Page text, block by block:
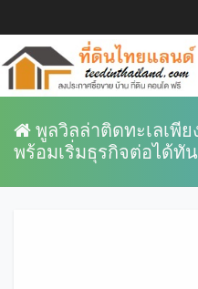
พูลวิลล่าติดทะเลเพี
พร้อมเริ่มธุรกิจต่อได้ทั